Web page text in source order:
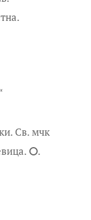
Св. мчк
⭘.